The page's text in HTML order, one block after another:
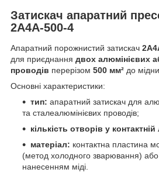
Затискач апаратний
2А4А-500-4
Апаратний порожнистий затискач
для приєднання двох алюмінієвих
проводів перерізом 500 мм² до
Основні характеристики:
тип: апаратний затискач для
та сталеалюмінієвих проводів;
кількість отворів у контактній
матеріал: контактна пластина
(метод холодного зварювання)
нанесенням міді.